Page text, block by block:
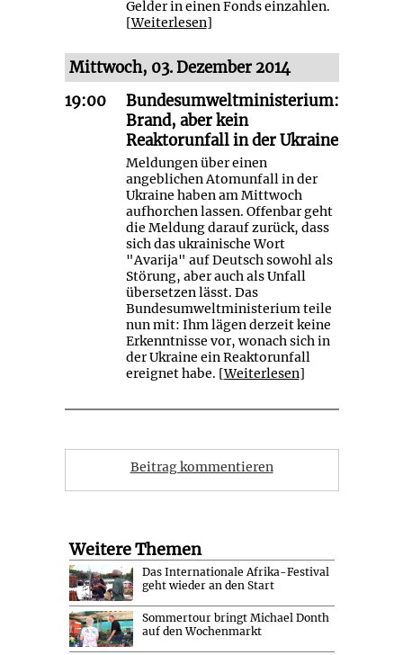
Gelder in einen Fonds einzahlen.
[Weiterlesen]
Mittwoch, 03. Dezember 2014
19:00
Bundesumweltministerium:
Brand, aber kein
Reaktorunfall in der Ukraine
Meldungen über einen
angeblichen Atomunfall in der
Ukraine haben am Mittwoch
aufhorchen lassen. Offenbar geht
die Meldung darauf zurück, dass
sich das ukrainische Wort
"Avarija" auf Deutsch sowohl als
Störung, aber auch als Unfall
übersetzen lässt. Das
Bundesumweltministerium teile
nun mit: Ihm lägen derzeit keine
Erkenntnisse vor, wonach sich in
der Ukraine ein Reaktorunfall
ereignet habe. [Weiterlesen]
Beitrag kommentieren
Weitere Themen
Das Internationale Afrika-Festival
geht wieder an den Start
Sommertour bringt Michael Donth
auf den Wochenmarkt